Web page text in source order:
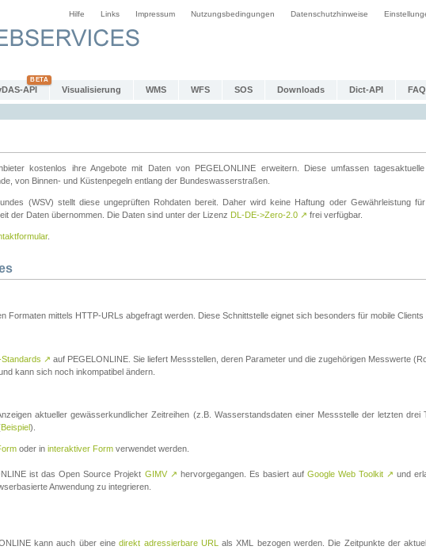
Hilfe Links Impressum Nutzungsbedingungen Datenschutzhinweise
API Visualisierung WMS WFS SOS Downloads Dict-API FAQ
kostenlos ihre Angebote mit Daten von PEGELONLINE erweitern. Diese umfassen
von Binnen- und Küstenpegeln entlang der Bundeswasserstraßen.
(WSV) stellt diese ungeprüften Rohdaten bereit. Daher wird keine Haftung oder Gewährleistung für
der Daten übernommen. Die Daten sind unter der Lizenz DL-DE->Zero-2.0 ↗ frei verfügbar.
.
Formaten mittels HTTP-URLs abgefragt werden. Diese Schnittstelle eignet sich besonders für mobile Clients
↗ auf PEGELONLINE. Sie liefert Messstellen, deren Parameter und die zugehörigen Messwerte
kann sich noch inkompatibel ändern.
aktueller gewässerkundlicher Zeitreihen (z.B. Wasserstandsdaten einer Messstelle der letzten drei
Beispiel).
oder in interaktiver Form verwendet werden.
ist das Open Source Projekt GIMV ↗ hervorgegangen. Es basiert auf Google Web Toolkit ↗ und
Anwendung zu integrieren.
kann auch über einedirekt adressierbare URL
als XML bezogen werden. Die Zeitpunkte der